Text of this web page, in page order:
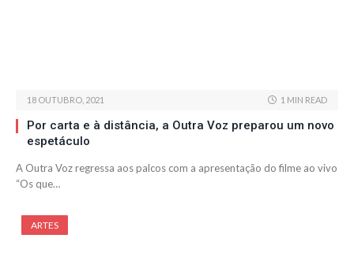
18 OUTUBRO, 2021 1 MIN READ
Por carta e à distância, a Outra Voz preparou um novo
espetáculo
A Outra Voz regressa aos palcos com a apresentação do filme ao vivo
“Os que…
ARTES